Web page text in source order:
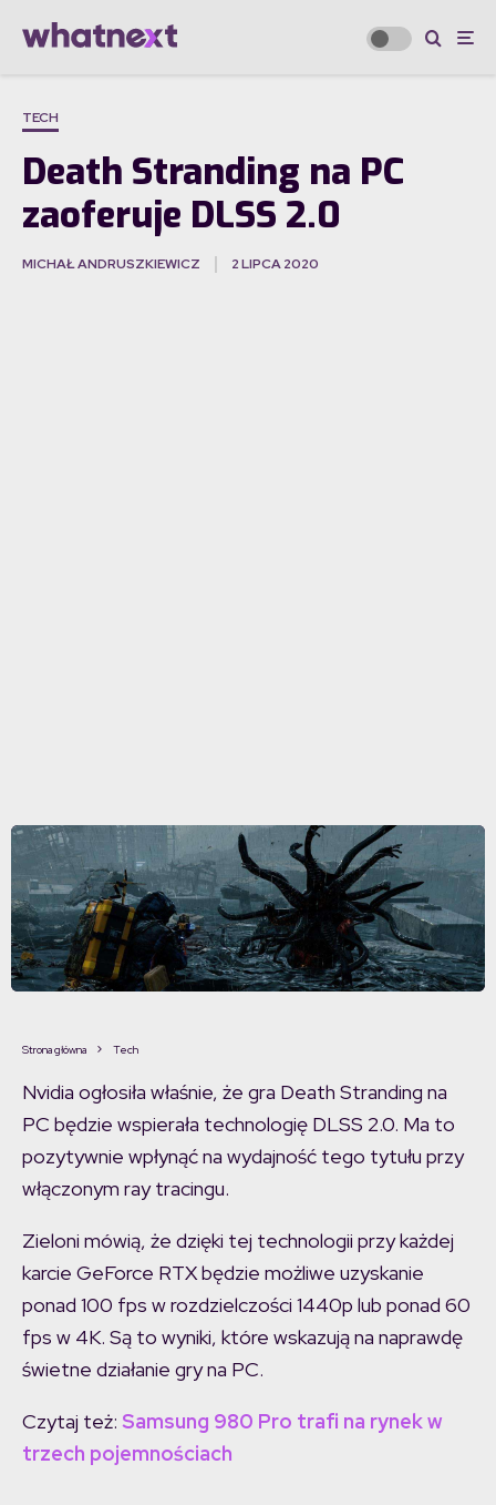
TECH
Death Stranding na PC
zaoferuje DLSS 2.0
MICHAŁ ANDRUSZKIEWICZ 2 LIPCA 2020
Strona główna Tech
Nvidia ogłosiła właśnie, że gra Death Stranding na
PC będzie wspierała technologię DLSS 2.0. Ma to
pozytywnie wpłynąć na wydajność tego tytułu przy
włączonym ray tracingu.
Zieloni mówią, że dzięki tej technologii przy każdej
karcie GeForce RTX będzie możliwe uzyskanie
ponad 100 fps w rozdzielczości 1440p lub ponad 60
fps w 4K. Są to wyniki, które wskazują na naprawdę
świetne działanie gry na PC.
Czytaj też: Samsung 980 Pro trafi na rynek w
trzech pojemnościach